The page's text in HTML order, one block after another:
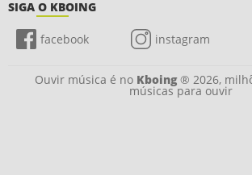
SIGA O KBOING
facebook instagram
Ouvir música é no Kboing® 2026,
músicas para ouvir